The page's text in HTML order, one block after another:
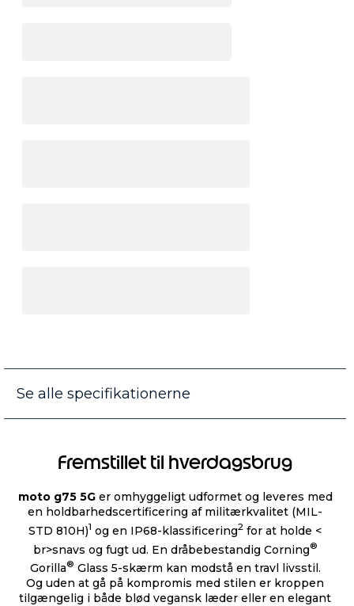
Se alle specifikationerne
Fremstillet til hverdagsbrug
moto g75 5Ger omhyggeligt udformet og leveres med
en holdbarhedscertificering af militærkvalitet (MIL-
STD 810H)1 og en IP68-klassificering2 for at holde <
br>snavs og fugt ud. En dråbebestandig Corning®
Gorilla® Glass 5-skærm kan modstå en travl livsstil.
Og uden at gå på kompromis med stilen er kroppen
tilgængelig i både blød vegansk læder eller en elegant